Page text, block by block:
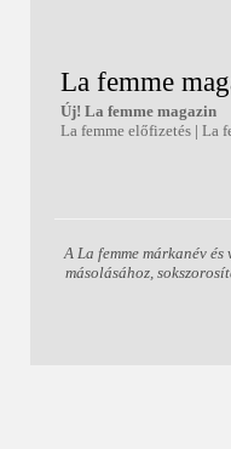
La femme
Új! La femme magazin
La femme előfizetés | La
A La femme márkanév
másolásához,